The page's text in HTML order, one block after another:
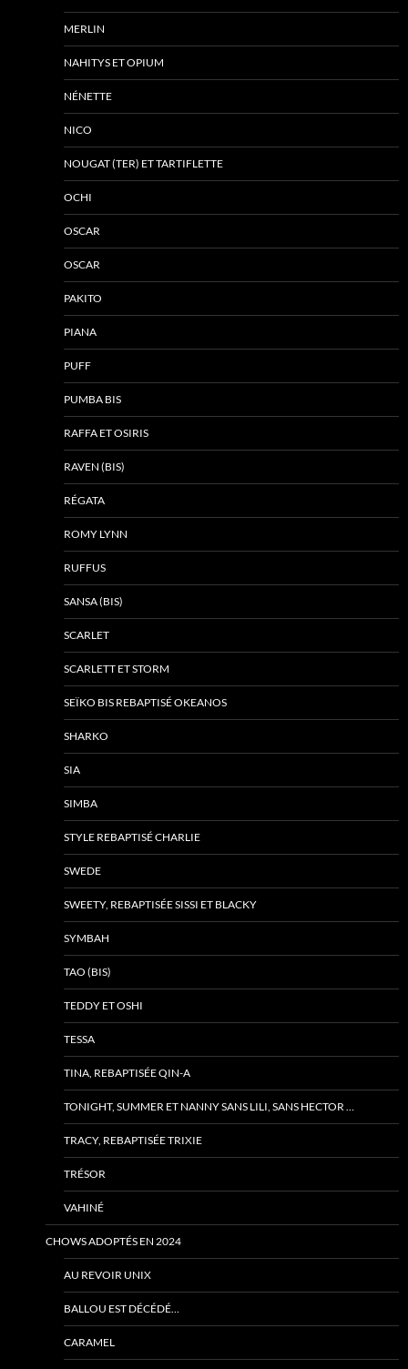
MERLIN
NAHITYS ET OPIUM
NÉNETTE
NICO
NOUGAT (TER) ET TARTIFLETTE
OCHI
OSCAR
OSCAR
PAKITO
PIANA
PUFF
PUMBA BIS
RAFFA ET OSIRIS
RAVEN (BIS)
RÉGATA
ROMY LYNN
RUFFUS
SANSA (BIS)
SCARLET
SCARLETT ET STORM
SEÏKO BIS REBAPTISÉ OKEANOS
SHARKO
SIA
SIMBA
STYLE REBAPTISÉ CHARLIE
SWEDE
SWEETY, REBAPTISÉE SISSI ET BLACKY
SYMBAH
TAO (BIS)
TEDDY ET OSHI
TESSA
TINA, REBAPTISÉE QIN-A
TONIGHT, SUMMER ET NANNY SANS LILI, SANS HECTOR …
TRACY, REBAPTISÉE TRIXIE
TRÉSOR
VAHINÉ
CHOWS ADOPTÉS EN 2024
AU REVOIR UNIX
BALLOU EST DÉCÉDÉ…
CARAMEL